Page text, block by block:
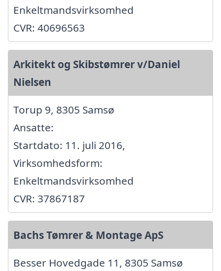
Enkeltmandsvirksomhed
CVR: 40696563
Arkitekt og Skibstømrer v/Daniel
Nielsen
Torup 9, 8305 Samsø
Ansatte:
Startdato: 11. juli 2016,
Virksomhedsform:
Enkeltmandsvirksomhed
CVR: 37867187
Bachs Tømrer & Montage ApS
Besser Hovedgade 11, 8305 Samsø